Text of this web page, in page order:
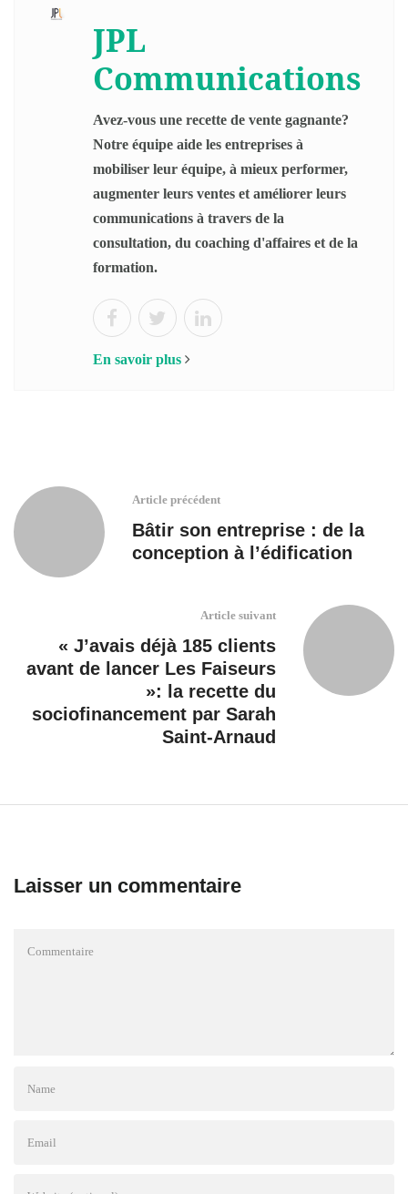
JPL
Communications
Avez-vous une recette de vente gagnante?
Notre équipe aide les entreprises à
mobiliser leur équipe, à mieux performer,
augmenter leurs ventes et améliorer leurs
communications à travers de la
consultation, du coaching d'affaires et de la
formation.
En savoir plus
Article précédent
Bâtir son entreprise : de la
conception à l’édification
Article suivant
« J’avais déjà 185 clients
avant de lancer Les Faiseurs
»: la recette du
sociofinancement par Sarah
Saint-Arnaud
Laisser un commentaire